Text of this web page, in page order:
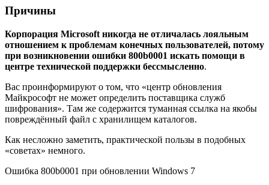
Причины
Корпорация Microsoft никогда не отличалась лояльным
отношением к проблемам конечных пользователей, потому
при возникновении ошибки 800b0001 искать помощи в
центре технической поддержки бессмысленно.
Вас проинформируют о том, что «центр обновления
Майкрософт не может определить поставщика служб
шифрования». Там же содержится туманная ссылка на якобы
повреждённый файл с хранилищем каталогов.
Как несложно заметить, практической пользы в подобных
«советах» немного.
Ошибка 800b0001 при обновлении Windows 7